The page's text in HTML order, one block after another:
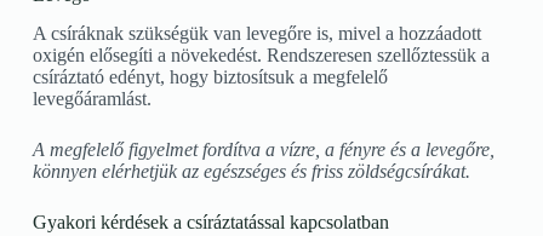
A csíráknak szükségük van levegőre is, mivel a hozzáadott
oxigén elősegíti a növekedést. Rendszeresen szellőztessük a
csíráztató edényt, hogy biztosítsuk a megfelelő
levegőáramlást.
A megfelelő figyelmet fordítva a vízre, a fényre és a levegőre,
könnyen elérhetjük az egészséges és friss zöldségcsírákat.
Gyakori kérdések a csíráztatással kapcsolatban